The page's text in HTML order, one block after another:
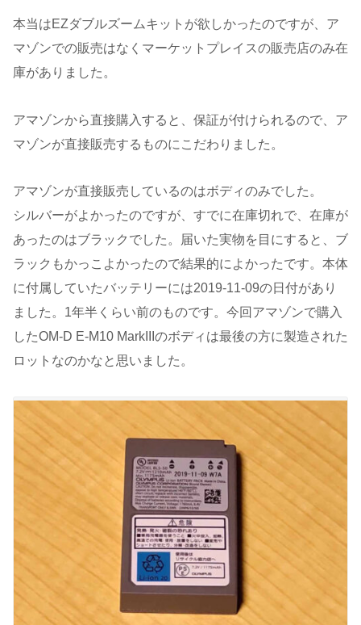
本当はEZダブルズームキットが欲しかったのですが、ア
マゾンでの販売はなくマーケットプレイスの販売店のみ在
庫がありました。
アマゾンから直接購入すると、保証が付けられるので、ア
マゾンが直接販売するものにこだわりました。
アマゾンが直接販売しているのはボディのみでした。
シルバーがよかったのですが、すでに在庫切れで、在庫が
あったのはブラックでした。届いた実物を目にすると、ブ
ラックもかっこよかったので結果的によかったです。本体
に付属していたバッテリーには2019-11-09の日付があり
ました。1年半くらい前のものです。今回アマゾンで購入
したOM-D E-M10 MarkIIIのボディは最後の方に製造された
ロットなのかなと思いました。